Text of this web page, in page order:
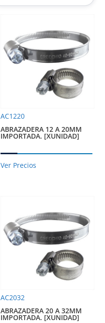
AC1220
ABRAZADERA 12 A 20MM
IMPORTADA. [XUNIDAD]
Ver Precios
AC2032
ABRAZADERA 20 A 32MM
IMPORTADA. [XUNIDAD]